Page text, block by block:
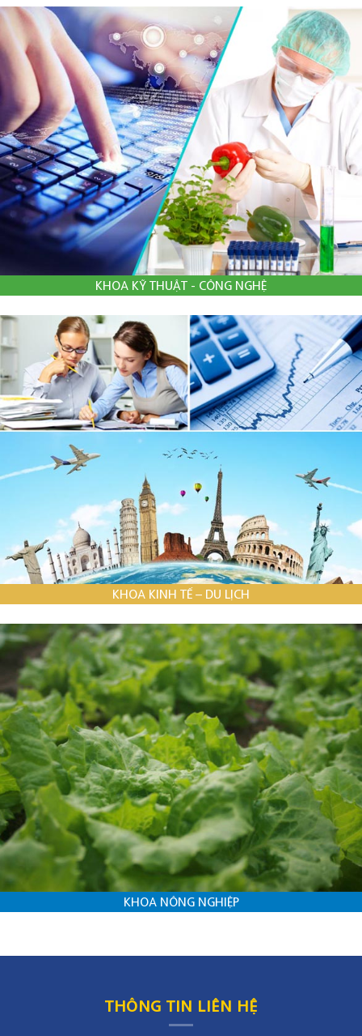
KHOA KỸ THUẬT - CÔNG NGHỆ
KHOA KINH TẾ – DU LỊCH
KHOA NÔNG NGHIỆP
THÔNG TIN LIÊN HỆ